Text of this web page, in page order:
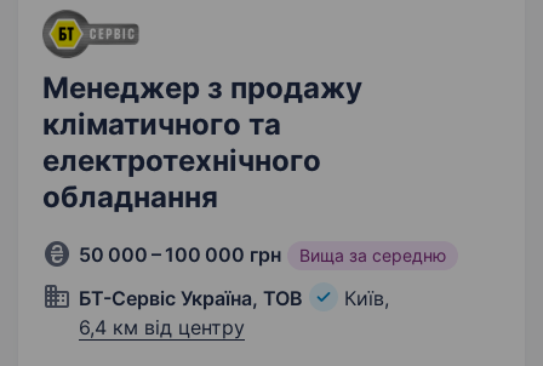
Менеджер з продажу
кліматичного та
електротехнічного
обладнання
50 000 – 100 000 грн Вища за середню
БТ-Сервіс Україна, ТОВ
Київ,
6,4 км від центру